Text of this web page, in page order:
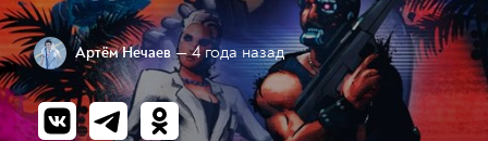
Артём Нечаев — 4 года назад